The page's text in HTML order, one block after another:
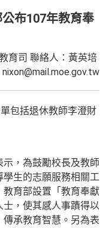
布107年教育奉
育司 聯絡人：黃英培
包括退休教師李澄財
，為鼓勵校長及教師
生的志願服務相關工
育部設置「教育奉獻
，使其感人事蹟得以
承教育智慧。另為表